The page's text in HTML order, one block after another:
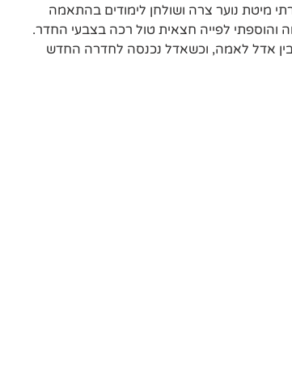
מיטת נוער צרה ושולחן לימודים בהתאמה
לפייה חצאית טול רכה בצבעי החדר.
אדל לאמה, וכשאדל נכנסה לחדרה החדש